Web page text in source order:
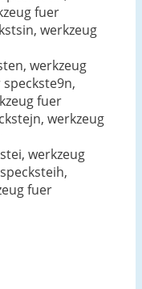
fuer
werkzeug
werkzeug
fuer
werkzeug
werkzeug
fuer